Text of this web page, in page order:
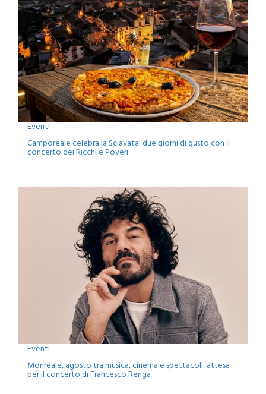
Eventi
Camporeale celebra la Sciavata: due giorni di gusto con il
concerto dei Ricchi e Poveri
Monreale, agosto tra musica, cinema e spettacoli: attesa
per il concerto di Francesco Renga